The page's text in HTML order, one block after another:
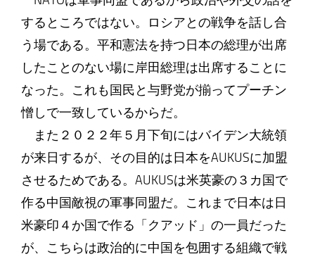
するところではない。ロシアとの戦争を話し合
う場である。平和憲法を持つ日本の総理が出席
したことのない場に岸田総理は出席することに
なった。これも国民と与野党が揃ってプーチン
憎しで一致しているからだ。
また２０２２年５月下旬にはバイデン大統領
が来日するが、その目的は日本をAUKUSに加盟
させるためである。AUKUSは米英豪の３カ国で
作る中国敵視の軍事同盟だ。これまで日本は日
米豪印４か国で作る「クアッド」の一員だった
が、こちらは政治的に中国を包囲する組織で戦